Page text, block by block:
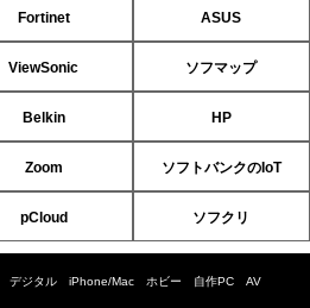
Fortinet ASUS
ViewSonic ソフマップ
Belkin HP
Zoom ソフトバンクのIoT
pCloud ソフクリ
デジタル iPhone/Mac ホビー 自作PC AV